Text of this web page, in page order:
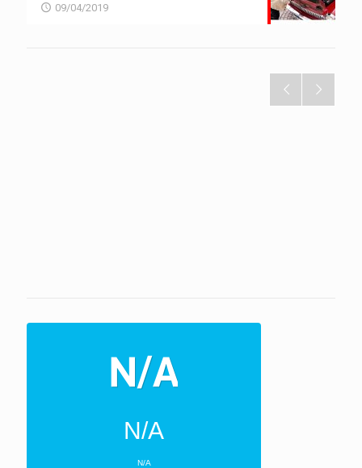
09/04/2019
N/A
N/A